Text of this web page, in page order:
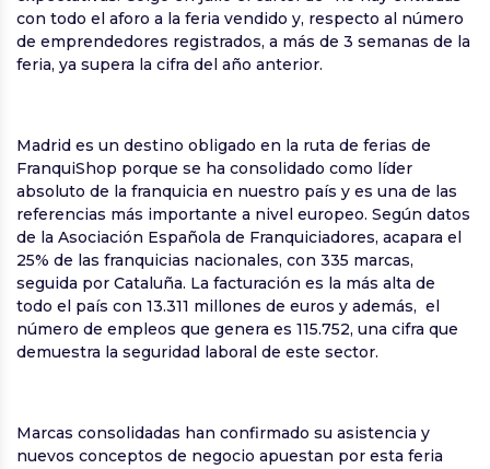
con todo el aforo a la feria vendido y, respecto al número
de emprendedores registrados, a más de 3 semanas de la
feria, ya supera la cifra del año anterior.
Madrid es un destino obligado en la ruta de ferias de
FranquiShop porque se ha consolidado como líder
absoluto de la franquicia en nuestro país y es una de las
referencias más importante a nivel europeo. Según datos
de la Asociación Española de Franquiciadores, acapara el
25% de las franquicias nacionales, con 335 marcas,
seguida por Cataluña. La facturación es la más alta de
todo el país con 13.311 millones de euros y además, el
número de empleos que genera es 115.752, una cifra que
demuestra la seguridad laboral de este sector.
Marcas consolidadas han confirmado su asistencia y
nuevos conceptos de negocio apuestan por esta feria